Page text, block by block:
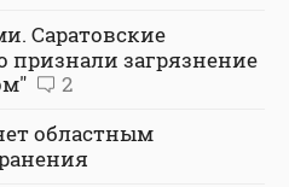
Саратовские
признали загрязнение
2
областным